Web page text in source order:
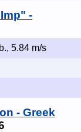
-
5.84 m/s
- Greek